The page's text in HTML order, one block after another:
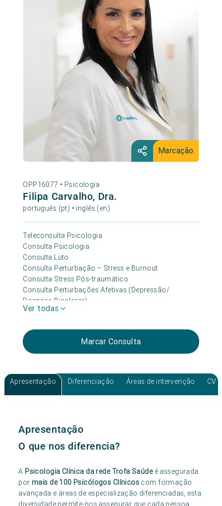
Marcação
OPP16077 • Psicologia
Filipa Carvalho, Dra.
português (pt) • inglês (en)
Teleconsulta Psicologia
Consulta Psicologia
Consulta Luto
Consulta Perturbação – Stress e Burnout
Consulta Stress Pós-traumático
Consulta Perturbações Afetivas (Depressão/
Doenças Bipolares)
Consulta Depressão e Ansiedade
Consulta Terapia de Casal
Teleconsulta Depressão e Ansiedade
Consulta Psicooncologia e Cuidados de Suporte
Consulta Comportamento Alimentar (Anorexia/
Bulimia)
Ver todas
Marcar Consulta
Apresentação Diferenciação Áreas de intervenção CV
Apresentação
O que nos diferencia?
A Psicologia Clínica da rede Trofa Saúdeé assegurada
por mais de 100 Psicólogos Clínicos com formação
avançada e áreas de especialização diferenciadas, esta
diversidade permite-nos assegurar que cada pessoa,